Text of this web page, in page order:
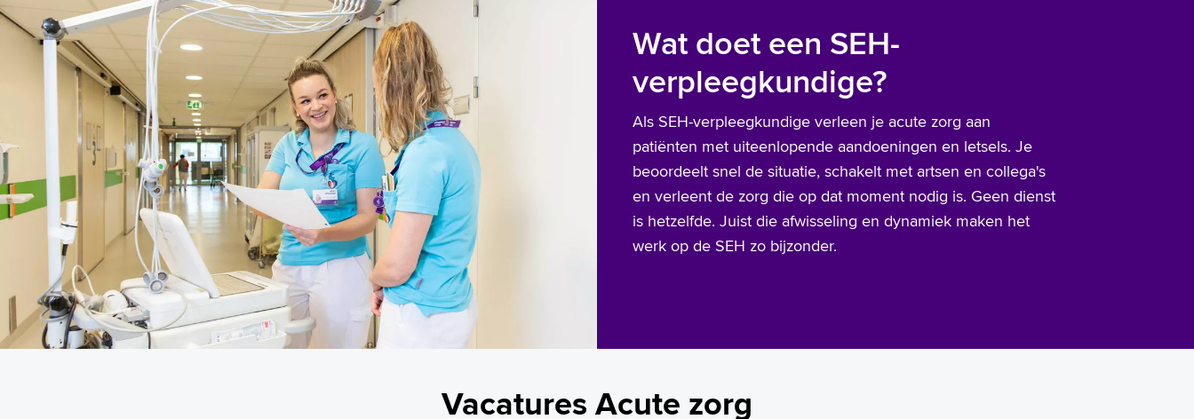
Wat doet een SEH-
verpleegkundige?
Als SEH-verpleegkundige verleen je acute zorg aan
patiënten met uiteenlopende aandoeningen en letsels. Je
beoordeelt snel de situatie, schakelt met artsen en collega's
en verleent de zorg die op dat moment nodig is. Geen dienst
is hetzelfde. Juist die afwisseling en dynamiek maken het
werk op de SEH zo bijzonder.
Vacatures Acute zorg